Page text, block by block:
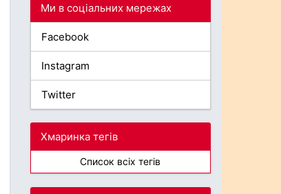
Ми в соціальних мережах
Facebook
Instagram
Twitter
Хмаринка тегів
Список всіх тегів